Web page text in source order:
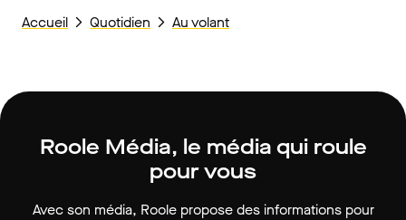
Accueil Quotidien Au volant
Roole Média, le média qui roule
pour vous
Avec son média, Roole propose des informations pour